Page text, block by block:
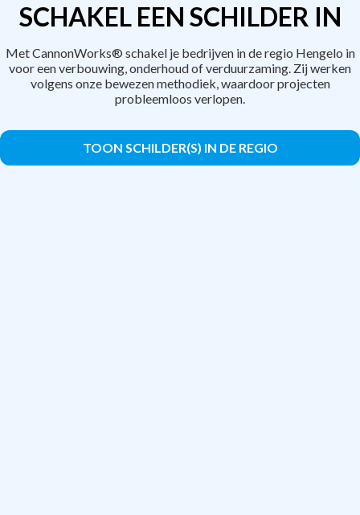
SCHAKEL EEN SCHILDER IN
Met CannonWorks® schakel je bedrijven in de regio Hengelo in
voor een verbouwing, onderhoud of verduurzaming. Zij werken
volgens onze bewezen methodiek, waardoor projecten
probleemloos verlopen.
TOON SCHILDER(S) IN DE REGIO